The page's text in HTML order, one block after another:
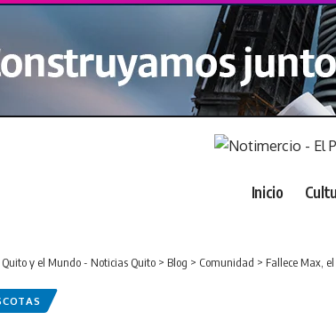
Inicio
y el Mundo - Noticias Quito > Blog > Comunidad > Fallece Max,